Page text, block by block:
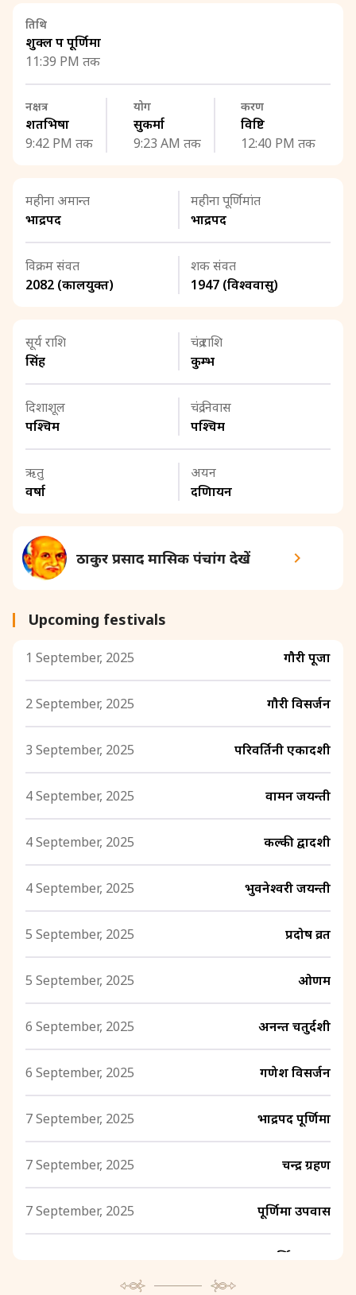
तिथि
शुक्ल पक्ष पूर्णिमा
11:39 PM तक
नक्षत्र
शतभिषा
9:42 PM तक
योग
सुकर्मा
9:23 AM तक
करण
विष्टि
12:40 PM तक
महीना अमान्त
भाद्रपद
महीना पूर्णिमांत
भाद्रपद
विक्रम संवत
2082 (कालयुक्त)
शक संवत
1947 (विश्ववासु)
सूर्य राशि
सिंह
चंद्र राशि
कुम्भ
दिशाशूल
पश्चिम
चंद्र निवास
पश्चिम
ऋतु
वर्षा
अयन
दक्षिणायन
ठाकुर प्रसाद मासिक पंचांग देखें
Upcoming festivals
1 September, 2025 गौरी पूजा
2 September, 2025 गौरी विसर्जन
3 September, 2025 परिवर्तिनी एकादशी
4 September, 2025 वामन जयन्ती
4 September, 2025 कल्की द्वादशी
4 September, 2025 भुवनेश्वरी जयन्ती
5 September, 2025 प्रदोष व्रत
5 September, 2025 ओणम
6 September, 2025 अनन्त चतुर्दशी
6 September, 2025 गणेश विसर्जन
7 September, 2025 भाद्रपद पूर्णिमा
7 September, 2025 चन्द्र ग्रहण
7 September, 2025 पूर्णिमा उपवास
पूर्णिमा श्राद्ध